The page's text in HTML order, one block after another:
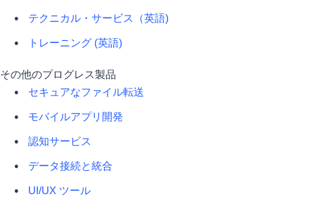
テクニカル・サービス（英語)
トレーニング (英語)
その他のプログレス製品
セキュアなファイル転送
モバイルアプリ開発
認知サービス
データ接続と統合
UI/UX ツール